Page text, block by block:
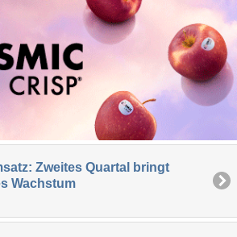
Zweites Quartal bringt
Wachstum